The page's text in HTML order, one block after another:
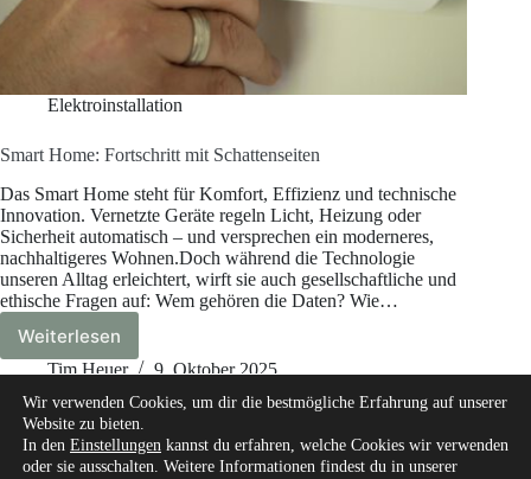
Elektroinstallation
Smart Home: Fortschritt mit Schattenseiten
Das Smart Home steht für Komfort, Effizienz und technische
Innovation. Vernetzte Geräte regeln Licht, Heizung oder
Sicherheit automatisch – und versprechen ein moderneres,
nachhaltigeres Wohnen.Doch während die Technologie
unseren Alltag erleichtert, wirft sie auch gesellschaftliche und
ethische Fragen auf: Wem gehören die Daten? Wie…
Weiterlesen
Smart
Home:
mit
Schattenseiten
Tim Heuer 9. Oktober 2025
Wir verwenden Cookies, um dir die bestmögliche Erfahrung auf unserer
Website zu bieten.
In den Einstellungen kannst du erfahren, welche Cookies wir verwenden
oder sie ausschalten. Weitere Informationen findest du in unserer